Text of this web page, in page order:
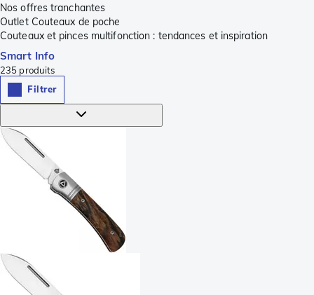
Nos offres tranchantes
Outlet Couteaux de poche
Couteaux et pinces multifonction : tendances et inspiration
Smart Info
235 produits
Filtrer